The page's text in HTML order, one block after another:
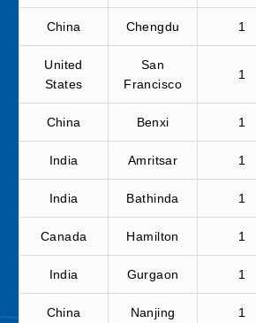
China Chengdu 1
United
States
San
Francisco
1
China Benxi 1
India Amritsar 1
India Bathinda 1
Canada Hamilton 1
India Gurgaon 1
China Nanjing 1